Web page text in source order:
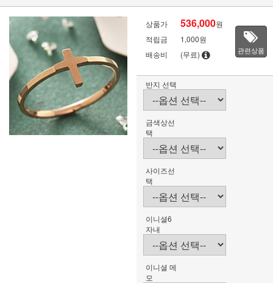
상품가 536,000원
적립금
1,000원
배송비
(무료) 관련상품
반지 선택
금색상선
택
사이즈선
택
이니셜6
자내
이니셜 메
모